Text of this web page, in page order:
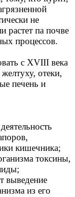
не
растет па почве
процессов.
с XVIII века
отеки,
печень и
кишечника;
токсины,
выведение
из его